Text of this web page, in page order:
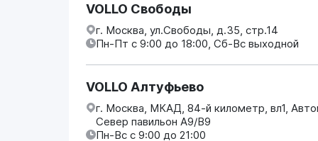
VOLLO Свободы
г. Москва, ул.Свободы, д.35, стр.14
Пн-Пт с 9:00 до 18:00, Сб-Вс выходной
VOLLO Алтуфьево
г. Москва, МКАД, 84-й километр, вл1,
Север павильон А9/В9
Пн-Вс с 9:00 до 21:00